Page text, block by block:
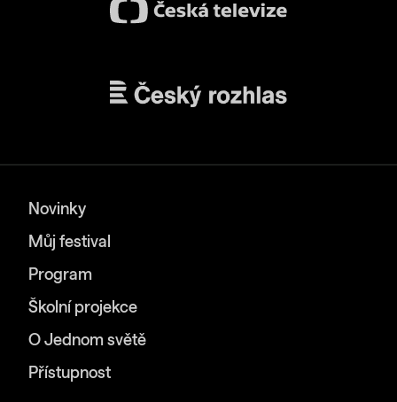
Novinky
Můj festival
Program
Školní projekce
O Jednom světě
Přístupnost